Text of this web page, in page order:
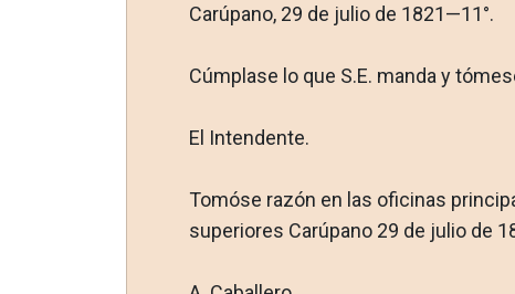
Carúpano, 29 de julio de 1821—11°.
Cúmplase lo que S.E. manda y
El Intendente.
Tomóse razón en las oficinas
superiores Carúpano 29 de julio de